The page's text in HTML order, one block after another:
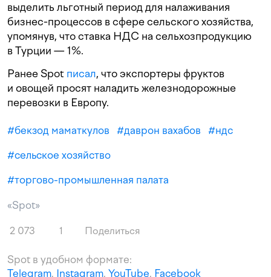
выделить льготный период для налаживания
бизнес-процессов в сфере сельского хозяйства,
упомянув, что ставка НДС на сельхозпродукцию
в Турции — 1%.
Ранее Spot писал, что экспортеры фруктов
и овощей просят наладить железнодорожные
перевозки в Европу.
#бекзод маматкулов #даврон вахабов #ндс
#сельское хозяйство
#торгово-промышленная палата
«Spot»
2 073 1 Поделиться
Spot в удобном формате:
Telegram, Instagram, YouTube, Facebook